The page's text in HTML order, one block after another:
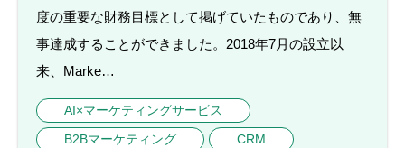
度の重要な財務目標として掲げていたものであり、無
事達成することができました。2018年7月の設立以
来、Marke…
AI×マーケティングサービス
B2Bマーケティング
CRM